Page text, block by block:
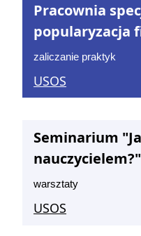
Pracownia
popularyzacja
zaliczanie praktyk
USOS
Seminarium
nauczycielem?"
warsztaty
USOS